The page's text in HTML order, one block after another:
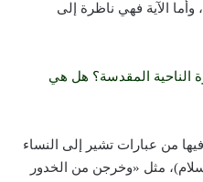
وأما الآية فهي ناظرة إلى
الناحية المقدسة؟ هل هي
من عبارات تشير إلى النساء
مثل «وخرجن من الخدور